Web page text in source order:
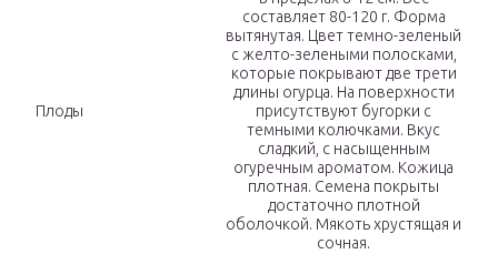
Плоды
составляет 80-120 г. Форма
вытянутая. Цвет темно-зеленый
с желто-зелеными полосками,
которые покрывают две трети
длины огурца. На поверхности
присутствуют бугорки с
темными колючками. Вкус
сладкий, с насыщенным
огуречным ароматом. Кожица
плотная. Семена покрыты
достаточно плотной
оболочкой. Мякоть хрустящая и
сочная.